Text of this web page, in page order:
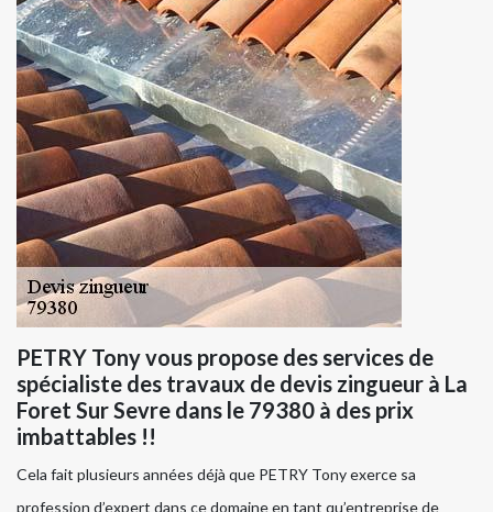
PETRY Tony vous propose des services de
spécialiste des travaux de devis zingueur à La
Foret Sur Sevre dans le 79380 à des prix
imbattables !!
Cela fait plusieurs années déjà que PETRY Tony exerce sa
profession d’expert dans ce domaine en tant qu’entreprise de